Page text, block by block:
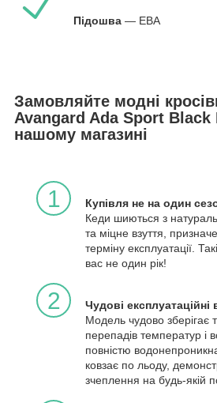
Підошва — ЕВА
Замовляйте модні
Avangard Ada Sport Black
нашому магазині
1
Купівля не на один
Кеди шиються з
та міцне взуття,
терміну експлуатації.
вас не один рік!
2
Чудові експлуатаційні
Модель чудово зберігає
перепадів температур і
повністю
ковзає по льоду,
зчеплення на будь-якій